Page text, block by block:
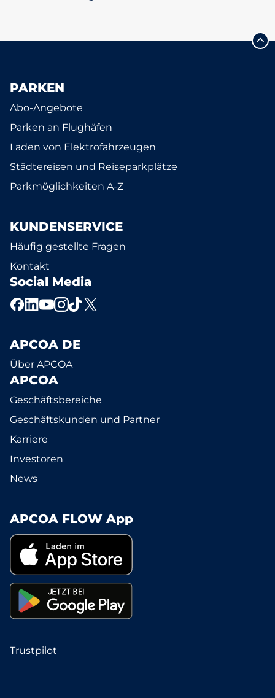
PARKEN
Abo-Angebote
Parken an Flughäfen
Laden von Elektrofahrzeugen
Städtereisen und Reiseparkplätze
Parkmöglichkeiten A-Z
KUNDENSERVICE
Häufig gestellte Fragen
Kontakt
Social Media
APCOA DE
Über APCOA
APCOA
Geschäftsbereiche
Geschäftskunden und Partner
Karriere
Investoren
News
APCOA FLOW App
Trustpilot